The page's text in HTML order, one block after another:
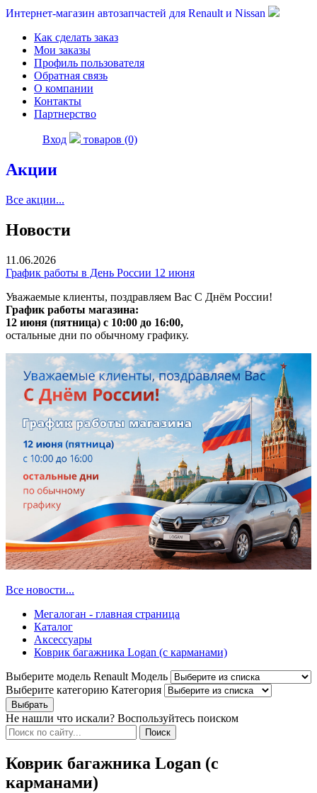
Интернет-магазин автозапчастей для Renault и Nissan
Как сделать заказ
Мои заказы
Профиль пользователя
Обратная связь
О компании
Контакты
Партнерство
Вход товаров (0)
Акции
Все акции...
Новости
11.06.2026
График работы в День России 12 июня
Уважаемые клиенты, поздравляем Вас С Днём России!
График работы магазина:
12 июня (пятница) с 10:00 до 16:00,
остальные дни по обычному графику.
Все новости...
Мегалоган - главная страница
Каталог
Аксессуары
Коврик багажника Logan (с карманами)
Выберите модель Renault Модель
Выберите категорию Категория
Не нашли что искали? Воспользуйтесь поиском
Коврик багажника Logan (с
карманами)